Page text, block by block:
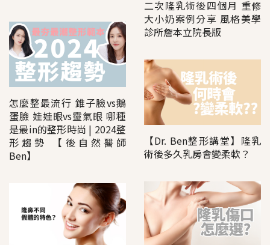
二次隆乳術後四個月 重修
大小奶案例分享 風格美學
診所詹本立院長版
怎麼整最流行 錐子臉vs鵝
蛋臉 娃娃眼vs靈氣眼 哪種
是最in的整形時尚 | 2024整
形趨勢 【後自然醫師
Ben】
【Dr. Ben整形講堂】隆乳
術後多久乳房會變柔軟？